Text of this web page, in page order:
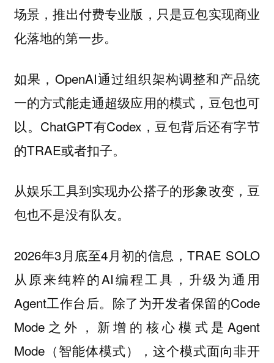
场景，推出付费专业版，只是豆包实现商业
化落地的第一步。
如果，OpenAI通过组织架构调整和产品统
一的方式能走通超级应用的模式，豆包也可
以。ChatGPT有Codex，豆包背后还有字节
的TRAE或者扣子。
从娱乐工具到实现办公搭子的形象改变，豆
包也不是没有队友。
2026年3月底至4月初的信息，TRAE SOLO
从原来纯粹的AI编程工具，升级为通用
Agent工作台后。除了为开发者保留的Code
Mode之外，新增的核心模式是Agent
Mode（智能体模式），这个模式面向非开